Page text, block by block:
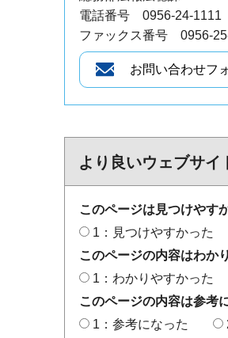
電話番号 0956-24-1111
ファックス番号 0956-
より良いウェブサ
このページは見つけやす
1：見つけやすかった
このページの内容はわか
1：わかりやすかった
このページの内容は参考
1：参考になった